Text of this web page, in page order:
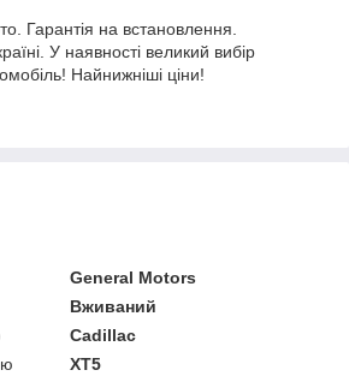
Гарантія на встановлення.
У наявності великий вибір
Найнижніші ціни!
General Motors
Вживаний
Cadillac
XT5